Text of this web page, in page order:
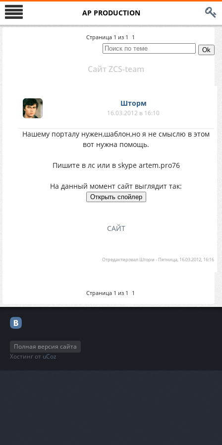
AP PRODUCTION
Страница 1 из 1 1
Сайт ZCS-team
Шторм
16.03.2012 в 16:10
Нашему порталу нужен,шаблон,но я не смыслю в этом
вот нужна помощь.
Пишите в лс или в skype artem.pro76
На данный момент сайт выглядит так:
САЙТ
Отредактировал Шторм - Пятница, 16.03.2012, 16:16
Страница 1 из 1 1
Полная версия сайта
Хостинг от uCoz